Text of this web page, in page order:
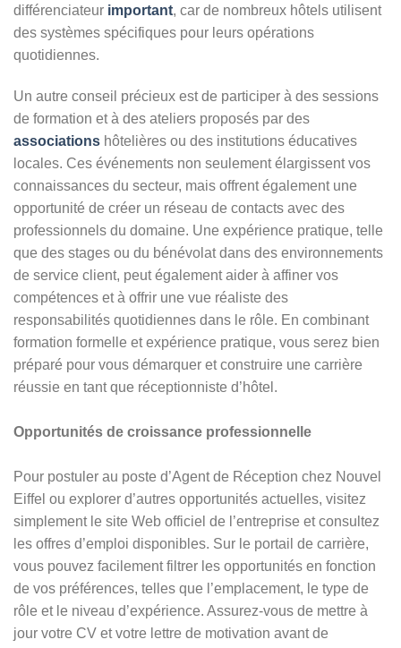
différenciateur important, car de nombreux hôtels utilisent
des systèmes spécifiques pour leurs opérations
quotidiennes.
Un autre conseil précieux est de participer à des sessions
de formation et à des ateliers proposés par des
associations hôtelières ou des institutions éducatives
locales. Ces événements non seulement élargissent vos
connaissances du secteur, mais offrent également une
opportunité de créer un réseau de contacts avec des
professionnels du domaine. Une expérience pratique, telle
que des stages ou du bénévolat dans des environnements
de service client, peut également aider à affiner vos
compétences et à offrir une vue réaliste des
responsabilités quotidiennes dans le rôle. En combinant
formation formelle et expérience pratique, vous serez bien
préparé pour vous démarquer et construire une carrière
réussie en tant que réceptionniste d’hôtel.
Opportunités de croissance professionnelle
Pour postuler au poste d’Agent de Réception chez Nouvel
Eiffel ou explorer d’autres opportunités actuelles, visitez
simplement le site Web officiel de l’entreprise et consultez
les offres d’emploi disponibles. Sur le portail de carrière,
vous pouvez facilement filtrer les opportunités en fonction
de vos préférences, telles que l’emplacement, le type de
rôle et le niveau d’expérience. Assurez-vous de mettre à
jour votre CV et votre lettre de motivation avant de